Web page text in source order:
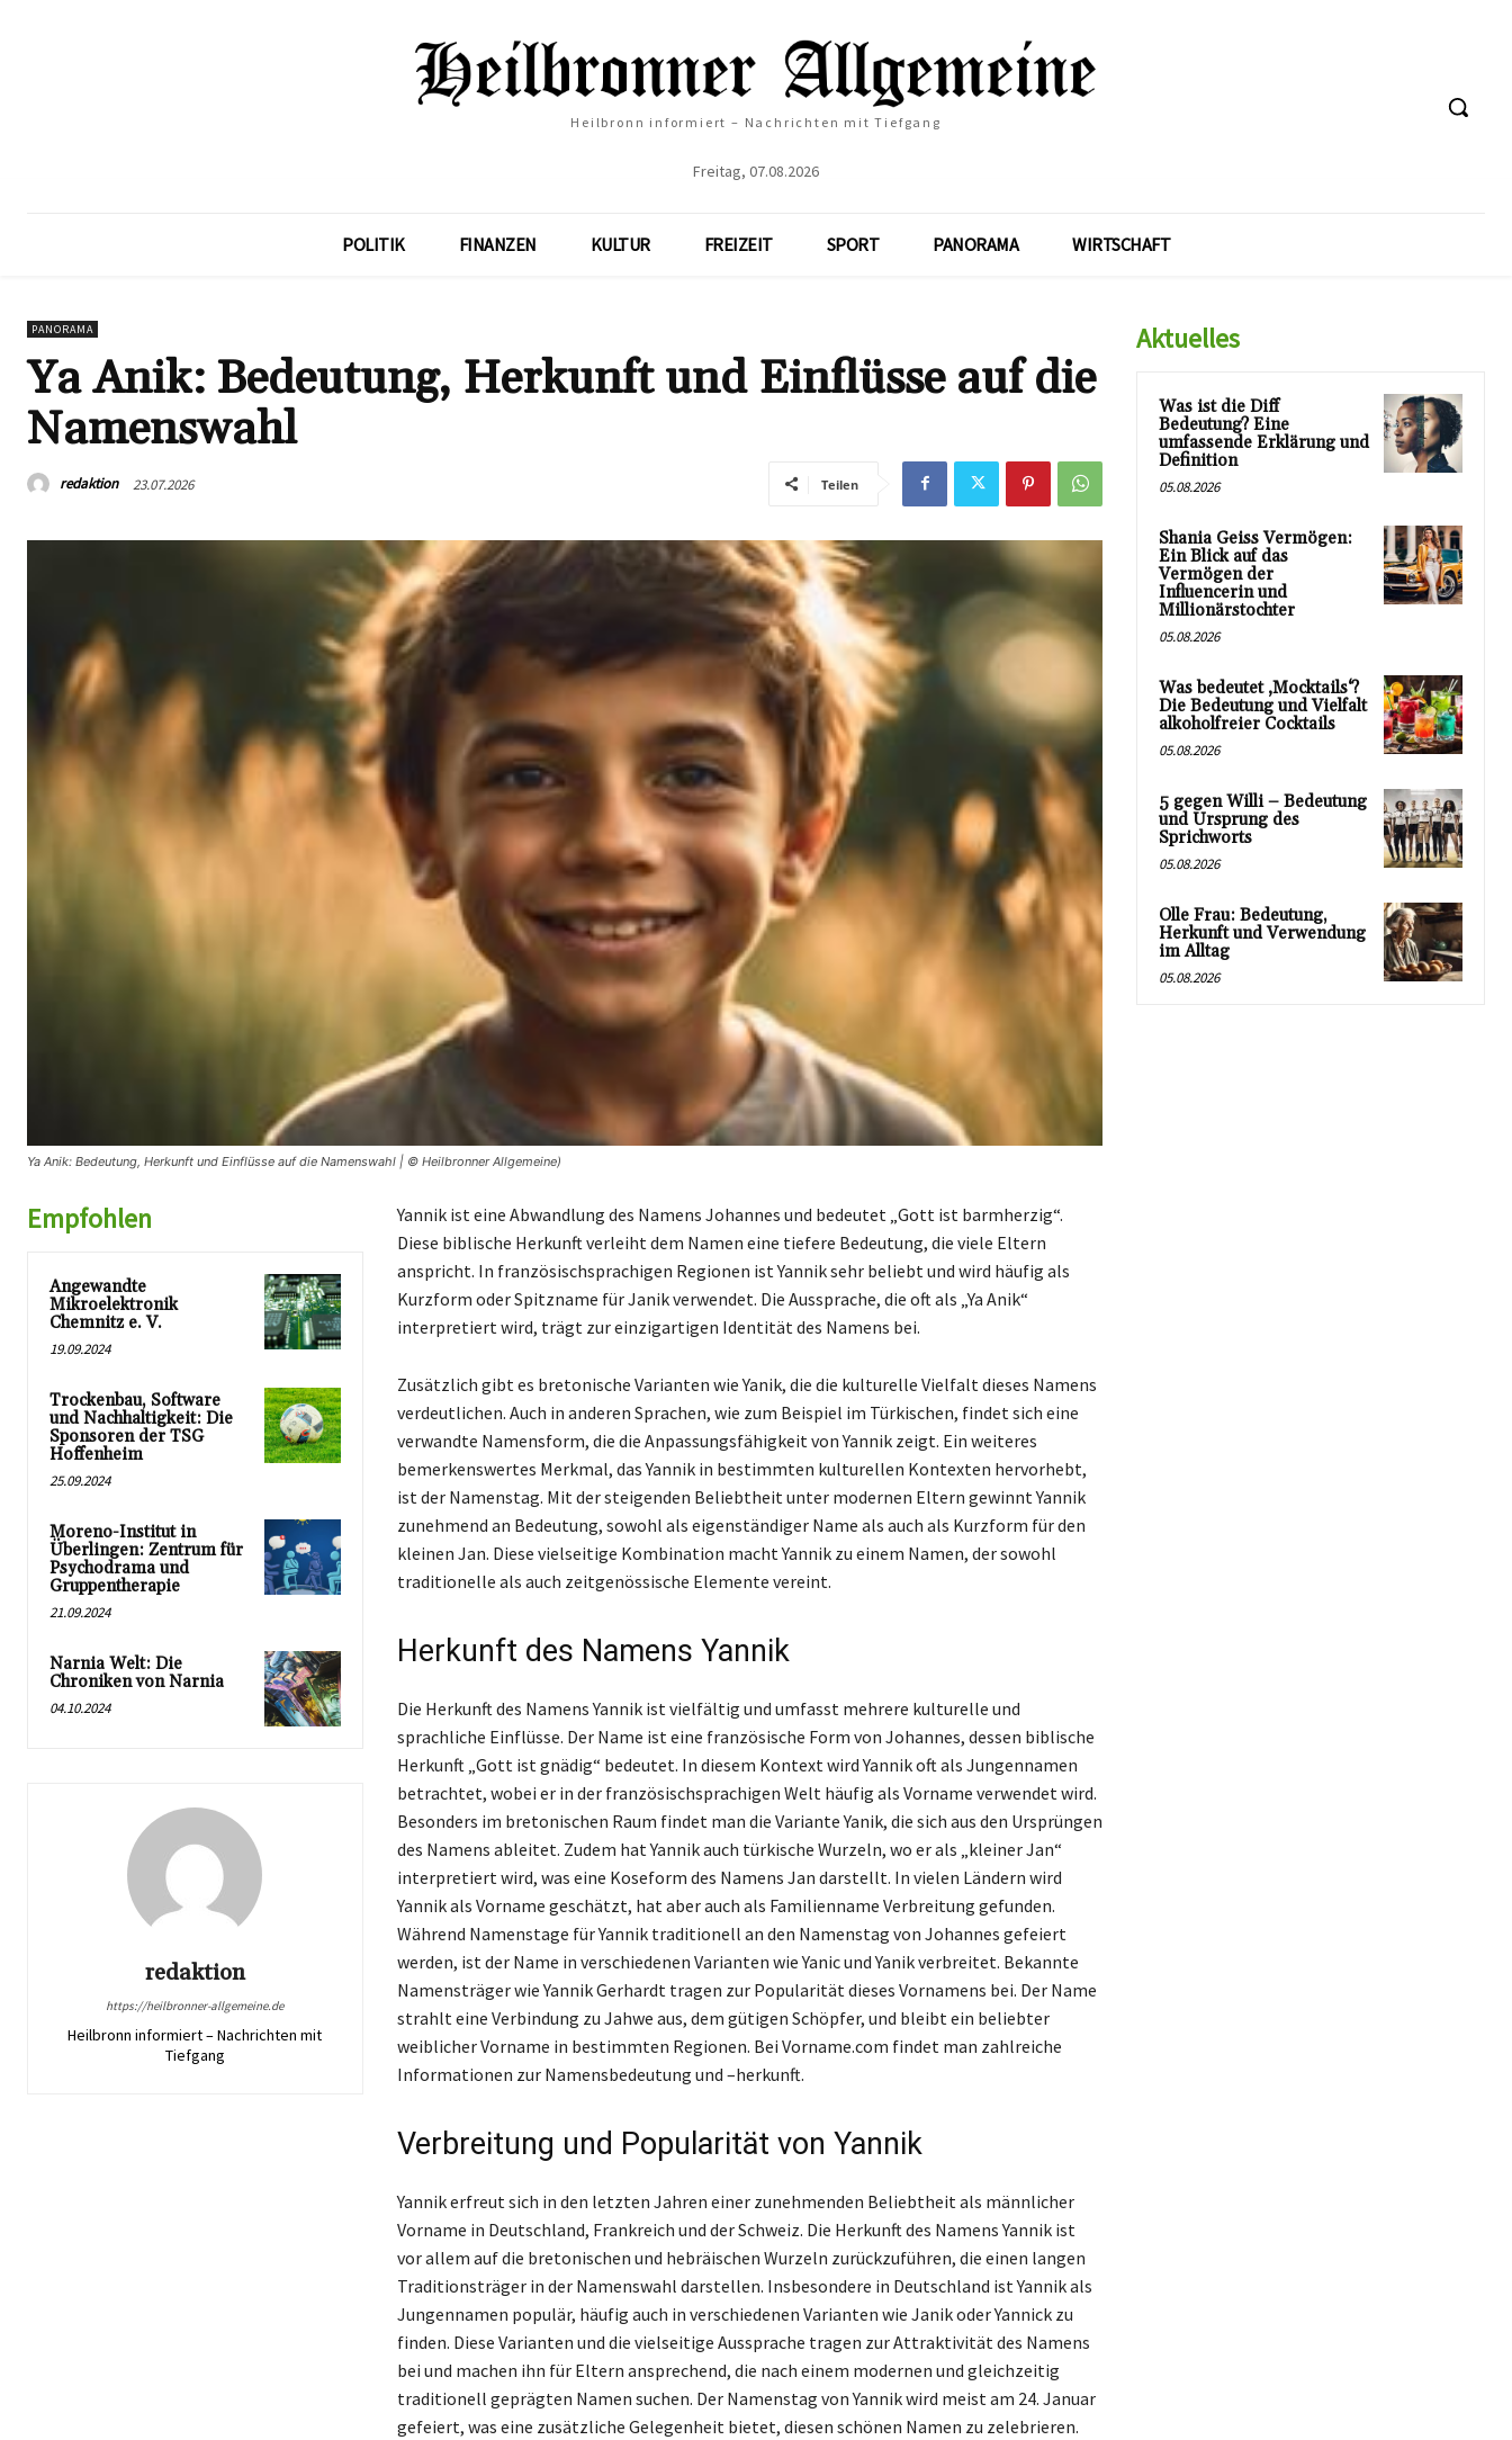
Heilbronn informiert – Nachrichten mit Tiefgang
Freitag, 07.08.2026
POLITIK FINANZEN KULTUR FREIZEIT SPORT PANORAMA WIRTSCHAFT
PANORAMA
Ya Anik: Bedeutung, Herkunft und Einflüsse auf die
Namenswahl
redaktion 23.07.2026 Teilen
Ya Anik: Bedeutung, Herkunft und Einflüsse auf die Namenswahl | © Heilbronner Allgemeine)
Empfohlen
Angewandte
Mikroelektronik
Chemnitz e. V.
19.09.2024
Trockenbau, Software
und Nachhaltigkeit: Die
Sponsoren der TSG
Hoffenheim
25.09.2024
Moreno-Institut in
Überlingen: Zentrum für
Psychodrama und
Gruppentherapie
21.09.2024
Narnia Welt: Die
Chroniken von Narnia
04.10.2024
redaktion
https://heilbronner-allgemeine.de
Heilbronn informiert – Nachrichten mit
Tiefgang
Yannik ist eine Abwandlung des Namens Johannes und bedeutet „Gott ist barmherzig“.
Diese biblische Herkunft verleiht dem Namen eine tiefere Bedeutung, die viele Eltern
anspricht. In französischsprachigen Regionen ist Yannik sehr beliebt und wird häufig als
Kurzform oder Spitzname für Janik verwendet. Die Aussprache, die oft als „Ya Anik“
interpretiert wird, trägt zur einzigartigen Identität des Namens bei.
Zusätzlich gibt es bretonische Varianten wie Yanik, die die kulturelle Vielfalt dieses Namens
verdeutlichen. Auch in anderen Sprachen, wie zum Beispiel im Türkischen, findet sich eine
verwandte Namensform, die die Anpassungsfähigkeit von Yannik zeigt. Ein weiteres
bemerkenswertes Merkmal, das Yannik in bestimmten kulturellen Kontexten hervorhebt,
ist der Namenstag. Mit der steigenden Beliebtheit unter modernen Eltern gewinnt Yannik
zunehmend an Bedeutung, sowohl als eigenständiger Name als auch als Kurzform für den
kleinen Jan. Diese vielseitige Kombination macht Yannik zu einem Namen, der sowohl
traditionelle als auch zeitgenössische Elemente vereint.
Herkunft des Namens Yannik
Die Herkunft des Namens Yannik ist vielfältig und umfasst mehrere kulturelle und
sprachliche Einflüsse. Der Name ist eine französische Form von Johannes, dessen biblische
Herkunft „Gott ist gnädig“ bedeutet. In diesem Kontext wird Yannik oft als Jungennamen
betrachtet, wobei er in der französischsprachigen Welt häufig als Vorname verwendet wird.
Besonders im bretonischen Raum findet man die Variante Yanik, die sich aus den Ursprüngen
des Namens ableitet. Zudem hat Yannik auch türkische Wurzeln, wo er als „kleiner Jan“
interpretiert wird, was eine Koseform des Namens Jan darstellt. In vielen Ländern wird
Yannik als Vorname geschätzt, hat aber auch als Familienname Verbreitung gefunden.
Während Namenstage für Yannik traditionell an den Namenstag von Johannes gefeiert
werden, ist der Name in verschiedenen Varianten wie Yanic und Yanik verbreitet. Bekannte
Namensträger wie Yannik Gerhardt tragen zur Popularität dieses Vornamens bei. Der Name
strahlt eine Verbindung zu Jahwe aus, dem gütigen Schöpfer, und bleibt ein beliebter
weiblicher Vorname in bestimmten Regionen. Bei Vorname.com findet man zahlreiche
Informationen zur Namensbedeutung und –herkunft.
Verbreitung und Popularität von Yannik
Yannik erfreut sich in den letzten Jahren einer zunehmenden Beliebtheit als männlicher
Vorname in Deutschland, Frankreich und der Schweiz. Die Herkunft des Namens Yannik ist
vor allem auf die bretonischen und hebräischen Wurzeln zurückzuführen, die einen langen
Traditionsträger in der Namenswahl darstellen. Insbesondere in Deutschland ist Yannik als
Jungennamen populär, häufig auch in verschiedenen Varianten wie Janik oder Yannick zu
finden. Diese Varianten und die vielseitige Aussprache tragen zur Attraktivität des Namens
bei und machen ihn für Eltern ansprechend, die nach einem modernen und gleichzeitig
traditionell geprägten Namen suchen. Der Namenstag von Yannik wird meist am 24. Januar
gefeiert, was eine zusätzliche Gelegenheit bietet, diesen schönen Namen zu zelebrieren.
Aktuelles
Was ist die Diff
Bedeutung? Eine
umfassende Erklärung und
Definition
05.08.2026
Shania Geiss Vermögen:
Ein Blick auf das
Vermögen der
Influencerin und
Millionärstochter
05.08.2026
Was bedeutet ‚Mocktails‘?
Die Bedeutung und Vielfalt
alkoholfreier Cocktails
05.08.2026
5 gegen Willi – Bedeutung
und Ursprung des
Sprichworts
05.08.2026
Olle Frau: Bedeutung,
Herkunft und Verwendung
im Alltag
05.08.2026